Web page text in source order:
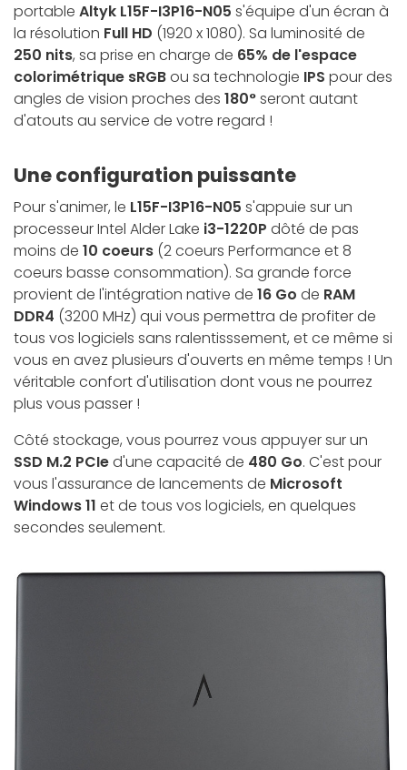
portable Altyk L15F-I3P16-N05 s'équipe d'un écran à
la résolution Full HD (1920 x 1080). Sa luminosité de
250 nits, sa prise en charge de 65% de l'espace
colorimétrique sRGBou sa technologie IPS pour des
angles de vision proches des 180°seront autant
d'atouts au service de votre regard !
Une configuration puissante
Pour s'animer, le L15F-I3P16-N05 s'appuie sur un
processeur Intel Alder Lake i3-1220P dôté de pas
moins de 10 coeurs (2 coeurs Performance et 8
coeurs basse consommation). Sa grande force
provient de l'intégration native de 16 Go de RAM
DDR4 (3200 MHz) qui vous permettra de profiter de
tous vos logiciels sans ralentisssement, et ce même si
vous en avez plusieurs d'ouverts en même temps ! Un
véritable confort d'utilisation dont vous ne pourrez
plus vous passer !
Côté stockage, vous pourrez vous appuyer sur un
SSD M.2 PCIed'une capacité de 480 Go. C'est pour
vous l'assurance de lancements de Microsoft
Windows 11 et de tous vos logiciels, en quelques
secondes seulement.